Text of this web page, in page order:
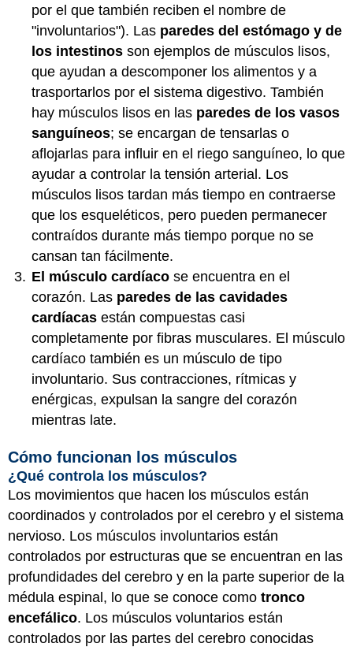
por el que también reciben el nombre de
"involuntarios"). Las paredes del estómago y de
los intestinos son ejemplos de músculos lisos,
que ayudan a descomponer los alimentos y a
trasportarlos por el sistema digestivo. También
hay músculos lisos en las paredes de los vasos
sanguíneos; se encargan de tensarlas o
aflojarlas para influir en el riego sanguíneo, lo que
ayudar a controlar la tensión arterial. Los
músculos lisos tardan más tiempo en contraerse
que los esqueléticos, pero pueden permanecer
contraídos durante más tiempo porque no se
cansan tan fácilmente.
El músculo cardíaco se encuentra en el
corazón. Las paredes de las cavidades
cardíacas están compuestas casi
completamente por fibras musculares. El músculo
cardíaco también es un músculo de tipo
involuntario. Sus contracciones, rítmicas y
enérgicas, expulsan la sangre del corazón
mientras late.
Cómo funcionan los músculos
¿Qué controla los músculos?
Los movimientos que hacen los músculos están
coordinados y controlados por el cerebro y el sistema
nervioso. Los músculos involuntarios están
controlados por estructuras que se encuentran en las
profundidades del cerebro y en la parte superior de la
médula espinal, lo que se conoce como tronco
encefálico. Los músculos voluntarios están
controlados por las partes del cerebro conocidas